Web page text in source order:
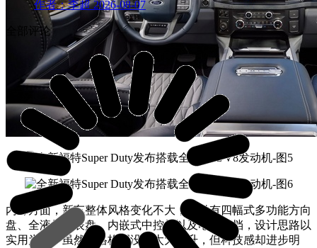
内饰方面，新车整体风格变化不大，
提供有四幅式多功能方向
盘、全液晶仪表盘、内嵌式中控屏以及电子怀挡，设计思路以
实用为主。虽然风格格调没有太大提升，但科技感却进步明
作者：李超 2026-08-07
全部评论